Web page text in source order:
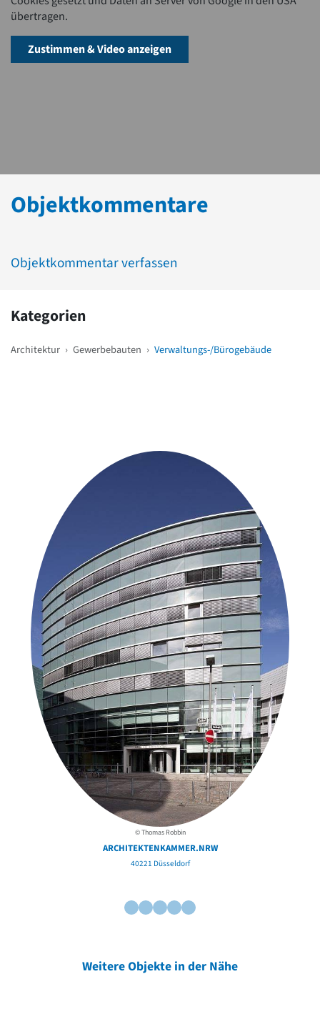
übertragen.
Zustimmen & Video anzeigen
Objektkommentare
Objektkommentar verfassen
Kategorien
Architektur › Gewerbebauten › Verwaltungs-/Bürogebäude
© Thomas Robbin
ARCHITEKTENKAMMER.NRW
40221 Düsseldorf
Weitere Objekte in der Nähe